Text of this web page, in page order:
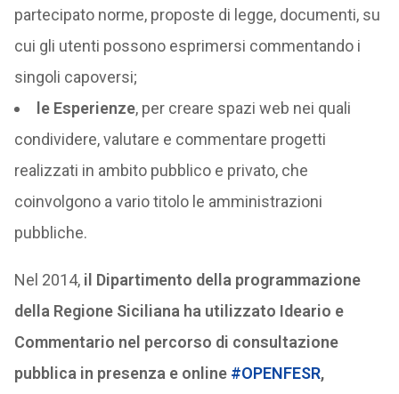
partecipato norme, proposte di legge, documenti, su
cui gli utenti possono esprimersi commentando i
singoli capoversi;
le Esperienze, per creare spazi web nei quali
condividere, valutare e commentare progetti
realizzati in ambito pubblico e privato, che
coinvolgono a vario titolo le amministrazioni
pubbliche.
Nel 2014,il Dipartimento della programmazione
della Regione Siciliana ha utilizzato Ideario e
Commentario nel percorso di consultazione
pubblica in presenza e online #OPENFESR,